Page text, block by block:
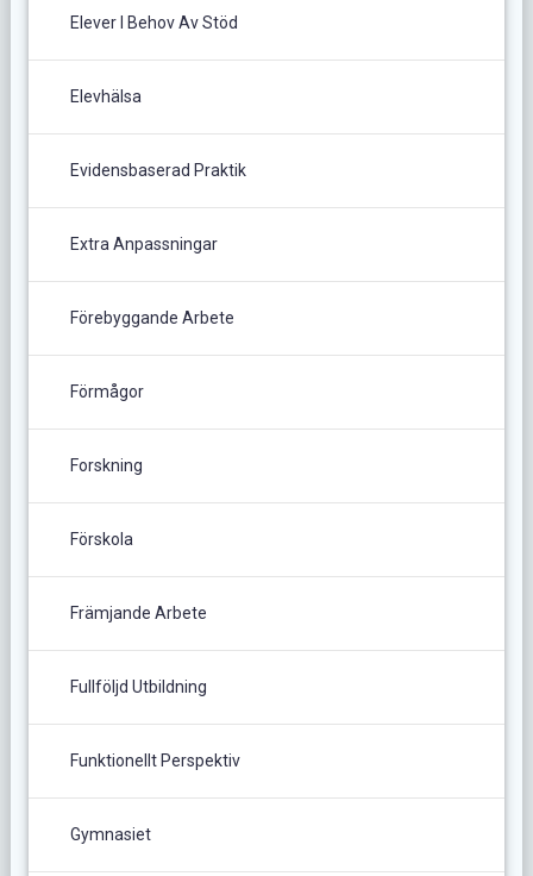
Elever I Behov Av Stöd
Elevhälsa
Evidensbaserad Praktik
Extra Anpassningar
Förebyggande Arbete
Förmågor
Forskning
Förskola
Främjande Arbete
Fullföljd Utbildning
Funktionellt Perspektiv
Gymnasiet